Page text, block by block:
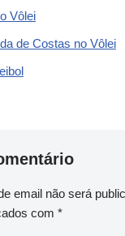
Vôlei
de Costas no Vôlei
email não será
com *